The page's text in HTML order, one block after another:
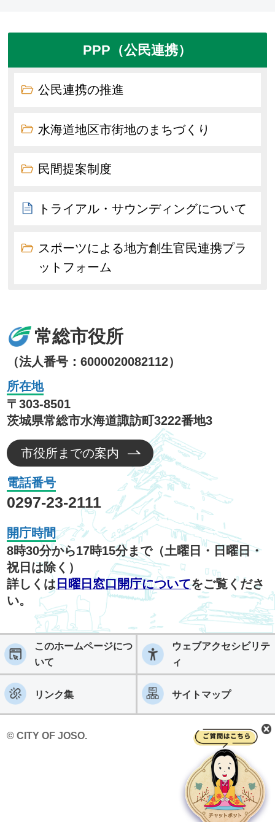
PPP（公民連携）
公民連携の推進
水海道地区市街地のまちづくり
民間提案制度
トライアル・サウンディングについて
スポーツによる地方創生官民連携プラ
ットフォーム
常総市役所
（法人番号：6000020082112）
所在地
〒303-8501
茨城県常総市水海道諏訪町3222番地3
市役所までの案内
電話番号
0297-23-2111
開庁時間
8時30分から17時15分まで（土曜日・日曜日・
祝日は除く）
詳しくは 日曜日窓口開庁についてをご覧くださ
い。
このホームページにつ
いて
ウェブアクセシビリテ
ィ
リンク集 サイトマップ
© CITY OF JOSO.